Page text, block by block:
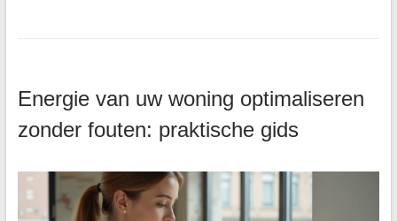
Energie van uw woning optimaliseren
zonder fouten: praktische gids